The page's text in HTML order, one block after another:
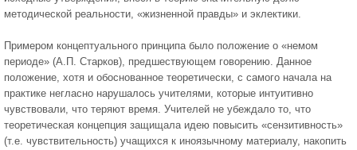
методической реальности, «жизненной правды» и эклектики.
Примером концептуального принципа было положение о «немом
периоде» (А.П. Старков), предшествующем говорению. Данное
положение, хотя и обоснованное теоретически, с самого начала на
практике негласно нарушалось учителями, которые интуитивно
чувствовали, что теряют время. Учителей не убеждало то, что
теоретическая концепция защищала идею повысить «сензитивность»
(т.е. чувствительность) учащихся к иноязычному материалу, накопить